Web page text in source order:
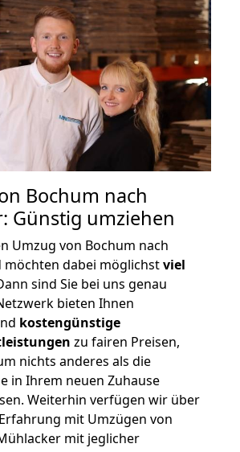
Bochum nach
Günstig umziehen
Umzug von Bochum nach
möchten dabei möglichstviel
sind Sie bei uns genau
bieten Ihnen
kostengünstige
zu fairen Preisen,
nichts anderes als die
in Ihrem neuen Zuhause
Weiterhin verfügen wir über
mit Umzügen von
mit jeglicher